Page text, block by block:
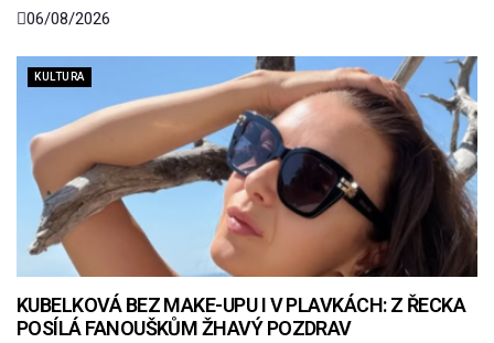
06/08/2026
KULTURA
KUBELKOVÁ BEZ MAKE-UPU I V PLAVKÁCH: Z ŘECKA
POSÍLÁ FANOUŠKŮM ŽHAVÝ POZDRAV